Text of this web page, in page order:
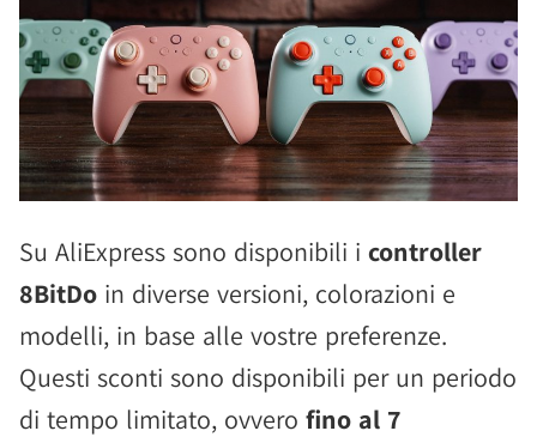
Su AliExpress sono disponibili i controller
8BitDo in diverse versioni, colorazioni e
modelli, in base alle vostre preferenze.
Questi sconti sono disponibili per un periodo
di tempo limitato, ovvero fino al 7